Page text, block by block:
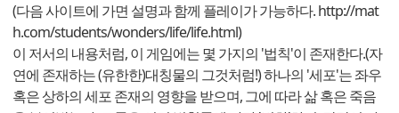
(다음 사이트에 가면 설명과 함께 플레이가 가능하다.http://mat
h.com/students/wonders/life/life.html)
이 저서의 내용처럼, 이 게임에는 몇 가지의 '법칙'이 존재한다.(자
연에 존재하는 (유한한)대칭물의 그것처럼!) 하나의 '세포'는 좌우
혹은 상하의 세포 존재의 영향을 받으며, 그에 따라 삶 혹은 죽음